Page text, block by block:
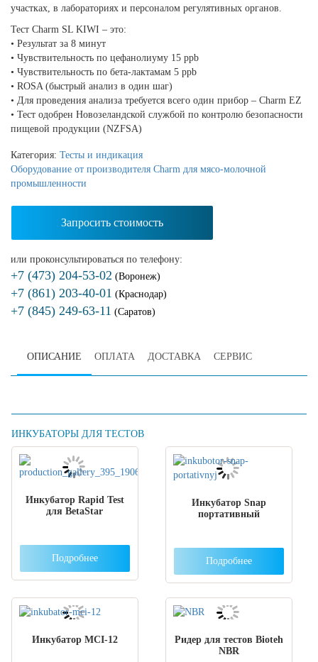
участках, в лабораториях и персоналом регулятивных органов.
Тест Charm SL KIWI – это:
• Результат за 8 минут
• Чувствительность по цефанолиуму 15 ppb
• Чувствительность по бета-лактамам 5 ppb
• ROSA (быстрый анализ в один шаг)
• Для проведения анализа требуется всего один прибор – Charm EZ
• Тест одобрен Новозеландской службой по контролю безопасности
пищевой продукции (NZFSA)
Категория: Тесты и индикация
Оборудование от производителя Charm для мясо-молочной
промышленности
Запросить стоимость
или проконсультироваться по телефону:
+7 (473) 204-53-02 (Воронеж)
+7 (861) 203-40-01 (Краснодар)
+7 (845) 249-63-11 (Саратов)
ОПИСАНИЕ ОПЛАТА ДОСТАВКА СЕРВИС
ИНКУБАТОРЫ ДЛЯ ТЕСТОВ
Инкубатор Rapid Test
для BetaStar
Подробнее
Инкубатор Snap
портативный
Подробнее
Инкубатор МCI-12
Ридер для тестов Bioteh
NBR